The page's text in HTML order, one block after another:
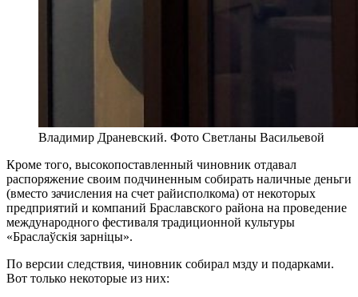
Владимир Драневский. Фото Светланы Васильевой
Кроме того, высокопоставленный чиновник отдавал
распоряжение своим подчиненным собирать наличные деньги
(вместо зачисления на счет райисполкома) от некоторых
предприятий и компаний Браславского района на проведение
международного фестиваля традиционной культуры
«Браслаўскія зарніцы».
По версии следствия, чиновник собирал мзду и подарками.
Вот только некоторые из них: